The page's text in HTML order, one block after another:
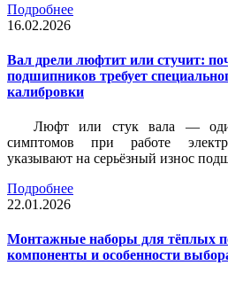
Подробнее
16.02.2026
Вал дрели люфтит или стучит:
подшипников требует
калибровки
Люфт или стук вала —
симптомов при работе
указывают на серьёзный износ
Подробнее
22.01.2026
Монтажные наборы для тёплых
компоненты и особенности